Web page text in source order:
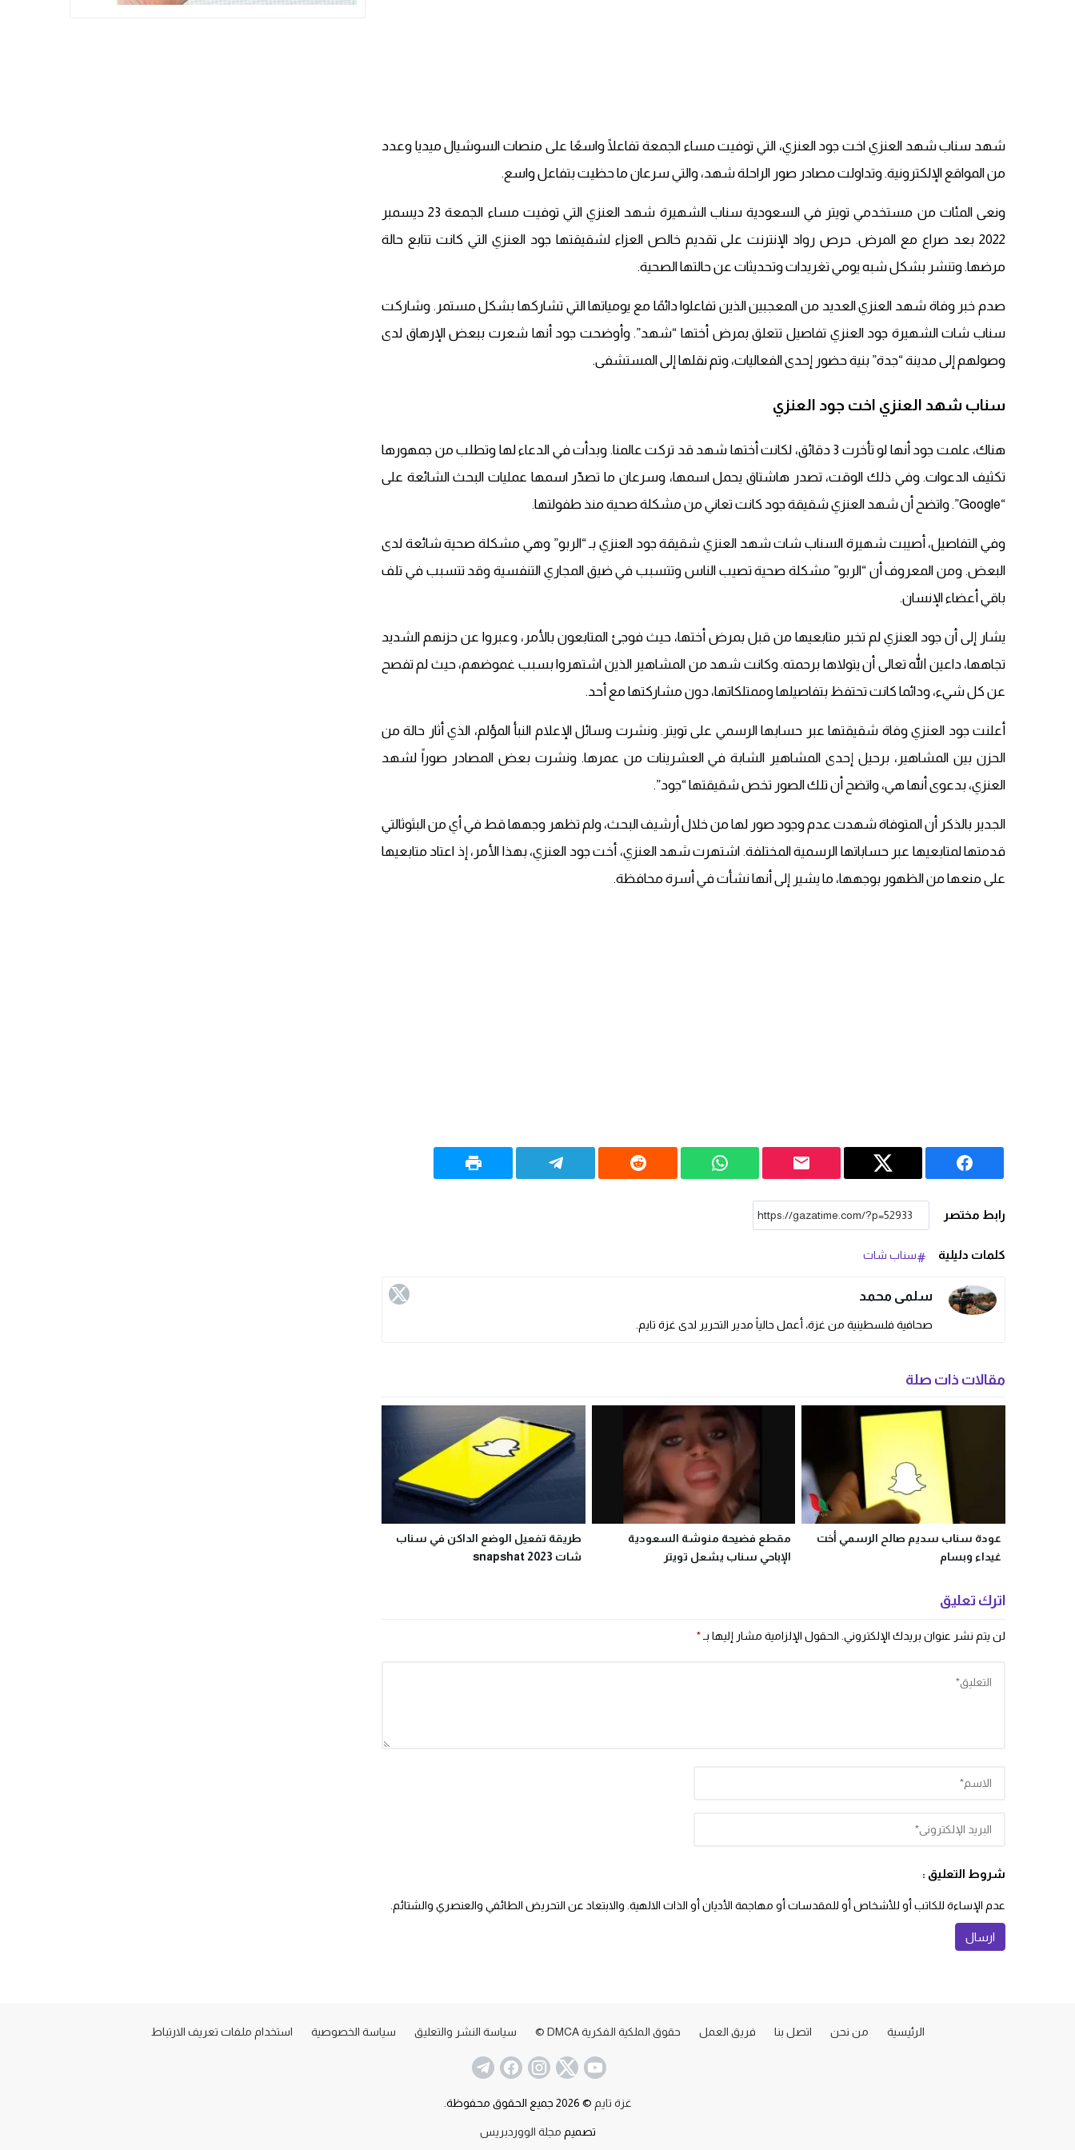
شهد سناب شهد العنزي اخت جود العنزي، التي توفيت مساء الجمعة تفاعلًا واسعًا على منصات السوشيال ميديا وعدد
من المواقع الإلكترونية. وتداولت مصادر صور الراحلة شهد، والتي سرعان ما حظيت بتفاعل واسع.
ونعى المئات من مستخدمي تويتر في السعودية سناب الشهيرة شهد العنزي التي توفيت مساء الجمعة 23 ديسمبر
2022 بعد صراع مع المرض. حرص رواد الإنترنت على تقديم خالص العزاء لشقيقتها جود العنزي التي كانت تتابع حالة
مرضها. وتنشر بشكل شبه يومي تغريدات وتحديثات عن حالتها الصحية.
صدم خبر وفاة شهد العنزي العديد من المعجبين الذين تفاعلوا دائمًا مع يومياتها التي تشاركها بشكل مستمر. وشاركت
سناب شات الشهيرة جود العنزي تفاصيل تتعلق بمرض أختها “شهد”. وأوضحت جود أنها شعرت ببعض الإرهاق لدى
وصولهم إلى مدينة “جدة” بنية حضور إحدى الفعاليات، وتم نقلها إلى المستشفى.
سناب شهد العنزي اخت جود العنزي
هناك، علمت جود أنها لو تأخرت 3 دقائق، لكانت أختها شهد قد تركت عالمنا. وبدأت في الدعاء لها وتطلب من جمهورها
تكثيف الدعوات. وفي ذلك الوقت، تصدر هاشتاق يحمل اسمها، وسرعان ما تصدّر اسمها عمليات البحث الشائعة على
“Google”. واتضح أن شهد العنزي شقيقة جود كانت تعاني من مشكلة صحية منذ طفولتها.
وفي التفاصيل، أصيبت شهيرة السناب شات شهد العنزي شقيقة جود العنزي بـ “الربو” وهي مشكلة صحية شائعة لدى
البعض. ومن المعروف أن “الربو” مشكلة صحية تصيب الناس وتتسبب في ضيق المجاري التنفسية وقد تتسبب في تلف
باقي أعضاء الإنسان.
يشار إلى أن جود العنزي لم تخبر متابعيها من قبل بمرض أختها، حيث فوجئ المتابعون بالأمر، وعبروا عن حزنهم الشديد
تجاهها، داعين الله تعالى أن يتولاها برحمته. وكانت شهد من المشاهير الذين اشتهروا بسبب غموضهم، حيث لم تفصح
عن كل شيء، ودائما كانت تحتفظ بتفاصيلها وممتلكاتها، دون مشاركتها مع أحد.
أعلنت جود العنزي وفاة شقيقتها عبر حسابها الرسمي على تويتر. ونشرت وسائل الإعلام النبأ المؤلم، الذي أثار حالة من
الحزن بين المشاهير، برحيل إحدى المشاهير الشابة في العشرينات من عمرها. ونشرت بعض المصادر صوراً لشهد
العنزي، بدعوى أنها هي، واتضح أن تلك الصور تخص شقيقتها “جود”.
الجدير بالذكر أن المتوفاة شهدت عدم وجود صور لها من خلال أرشيف البحث، ولم تظهر وجهها قط في أي من البثوثالتي
قدمتها لمتابعيها عبر حساباتها الرسمية المختلفة. اشتهرت شهد العنزي، أخت جود العنزي، بهذا الأمر، إذ اعتاد متابعيها
على منعها من الظهور بوجهها، ما يشير إلى أنها نشأت في أسرة محافظة.
رابط مختصر
كلمات دليلية سناب شات
سلمى محمد
صحافية فلسطينية من غزة، أعمل حالياً مدير التحرير لدى غزة تايم.
مقالات ذات صلة
عودة سناب سديم صالح الرسمي أخت
غيداء وبسام
مقطع فضيحة منوشة السعودية
الإباحي سناب يشعل تويتر
طريقة تفعيل الوضع الداكن في سناب
شات snapshat 2023
اترك تعليق
لن يتم نشر عنوان بريدك الإلكتروني. الحقول الإلزامية مشار إليها بـ *
شروط التعليق :
عدم الإساءة للكاتب أو للأشخاص أو للمقدسات أو مهاجمة الأديان أو الذات الالهية. والابتعاد عن التحريض الطائفي والعنصري والشتائم.
الرئيسية من نحن اتصل بنا فريق العمل حقوق الملكية الفكرية DMCA © سياسة النشر والتعليق سياسة الخصوصية استخدام ملفات تعريف الارتباط
غزة تايم © 2026 جميع الحقوق محفوظة.
تصميم مجلة الووردبريس